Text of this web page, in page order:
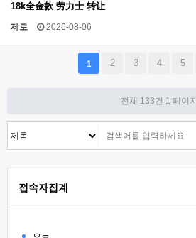
18k全金款 劳力士 转让
제로 2026-08-06
1 2 3 4 5
전체 133건 1 페이지
접속자집계